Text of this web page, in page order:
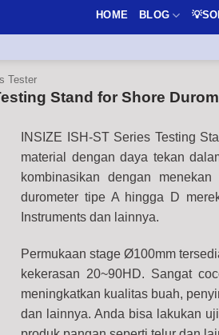
HOME BLOG
Tester
Stand for Shore
INSIZE ISH-ST Series Testing
material dengan daya tekan
kombinasikan dengan
durometer tipe A hingga D
Instruments dan lainnya.
Permukaan stage Ø100mm
kekerasan 20~90HD. Sangat
meningkatkan kualitas buah,
dan lainnya.Anda bisa lakukan